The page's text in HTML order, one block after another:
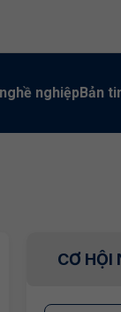
nghiệpBản
CƠ HỘI